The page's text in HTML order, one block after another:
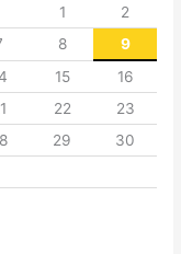
1
2
8
9
15
16
22
23
29
30